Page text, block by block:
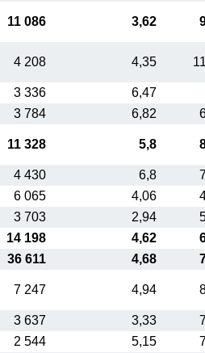
11 086 3,62
4 208 4,35
3 336
6,47
3 784 6,82
11 328 5,8
4 430 6,8
6 065 4,06
3 703 2,94
14 198 4,62
36 611 4,68
7 247 4,94
3 637 3,33
2 544 5,15